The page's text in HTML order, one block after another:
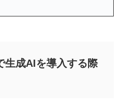
生成AIを導入する際